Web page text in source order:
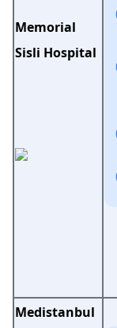
Memorial
Sisli Hospital
Medistanbul